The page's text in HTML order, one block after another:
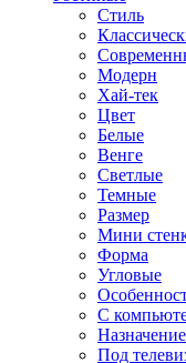
Стиль
Модерн
Хай-тек
Цвет
Белые
Венге
Светлые
Темные
Размер
Мини
Форма
Угловые
С
Назначение
Под